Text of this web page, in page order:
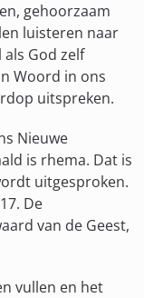
gehoorzaam
luisteren naar
God zelf
Woord in ons
uitspreken.
Nieuwe
is rhema. Dat is
uitgesproken.
De
van de Geest,
vullen en het